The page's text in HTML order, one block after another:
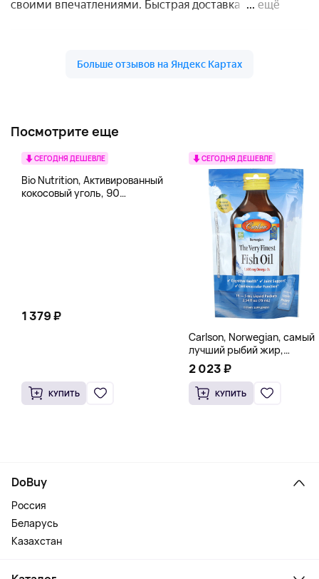
Посмотрите еще
СЕГОДНЯ ДЕШЕВЛЕ
Bio Nutrition, Активированный
кокосовый уголь, 90
1 379 ₽
КУПИТЬ
СЕГОДНЯ ДЕШЕВЛЕ
Carlson, Norwegian, самый
лучший рыбий жир,
натуральный лимон, 15
пакетиков (5 мл) каждый
2 023 ₽
КУПИТЬ
DoBuy
Россия
Беларусь
Казахстан